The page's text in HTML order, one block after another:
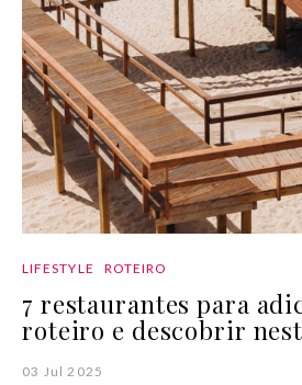
LIFESTYLE ROTEIRO
7 restaurantes para
roteiro e descobrir
03 Jul 2025